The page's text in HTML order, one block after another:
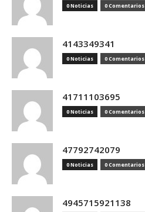
0 Noticias 0 Comentarios
4143349341
0 Noticias 0 Comentarios
41711103695
0 Noticias 0 Comentarios
47792742079
0 Noticias 0 Comentarios
4945715921138